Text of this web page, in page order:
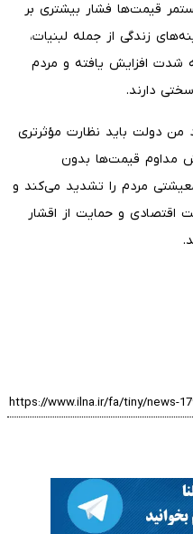
قیمت‌ها فشار بیشتری بر
زندگی از جمله لبنیات،
شدت افزایش یافته و مردم
دارند.
من دولت باید نظارت مؤثرتری
مداوم قیمت‌ها بدون
مردم را تشدید می‌کند و
اقتصادی و حمایت از اقشار